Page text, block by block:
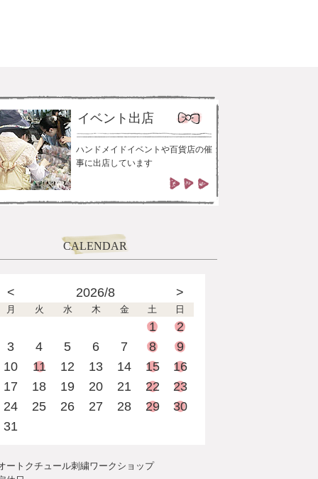
イベント出店
ハンドメイドイベントや百貨店の催
事に出店しています
CALENDAR
< 2026/8 >
月 火 水 木 金 土 日
1
2
3
4 5 6 7 8
9
10
11 12 13 14 15
16
17
18 19 20 21 22
23
24
25 26 27 28 29
30
31
ートクチュール刺繍ワークショップ